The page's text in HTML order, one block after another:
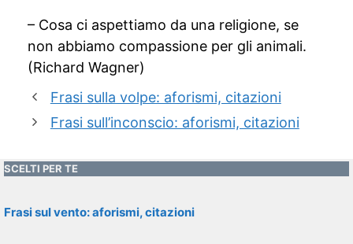
– Cosa ci aspettiamo da una religione, se
non abbiamo compassione per gli animali.
(Richard Wagner)
Frasi sulla volpe: aforismi, citazioni
Frasi sull’inconscio: aforismi, citazioni
SCELTI PER TE
Frasi sul vento: aforismi, citazioni